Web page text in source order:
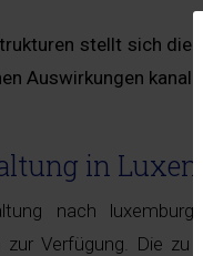
stellt sich
Auswirkungen
in
nach
Verfügung. Die zu